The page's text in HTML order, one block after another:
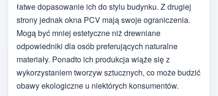
łatwe dopasowanie ich do stylu budynku. Z drugiej
strony jednak okna PCV mają swoje ograniczenia.
Mogą być mniej estetyczne niż drewniane
odpowiedniki dla osób preferujących naturalne
materiały. Ponadto ich produkcja wiąże się z
wykorzystaniem tworzyw sztucznych, co może budzić
obawy ekologiczne u niektórych konsumentów.